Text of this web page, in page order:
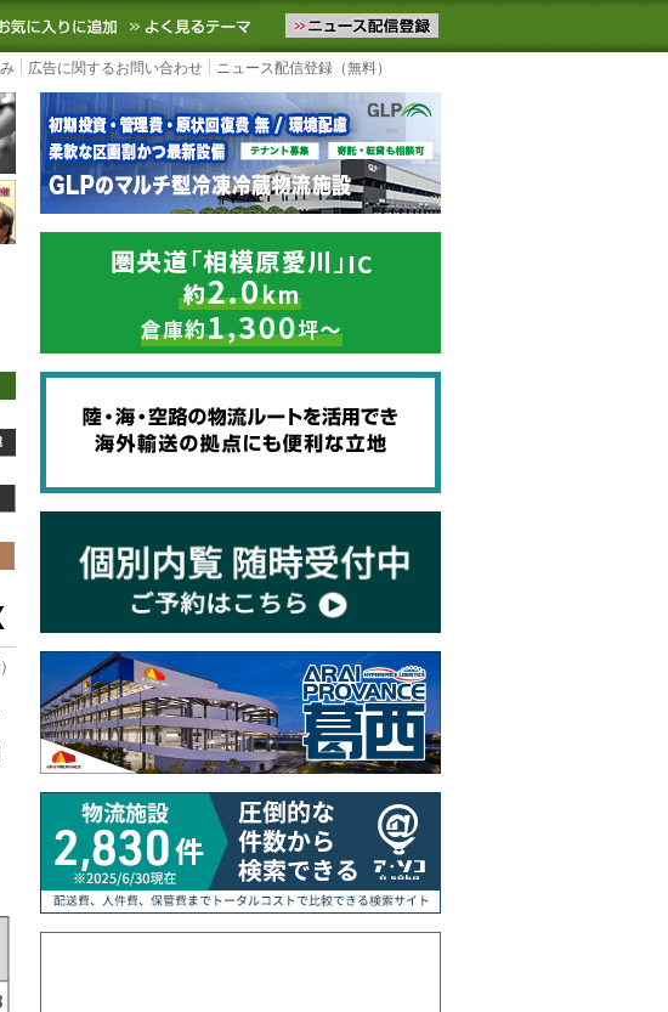
最新の物流ニュースをお届けします。物流ニュースメール配信を登録す
お気に入りに追加 よく見るテーマ
広告に関するお問い合わせ ニュース配信登録（無料）